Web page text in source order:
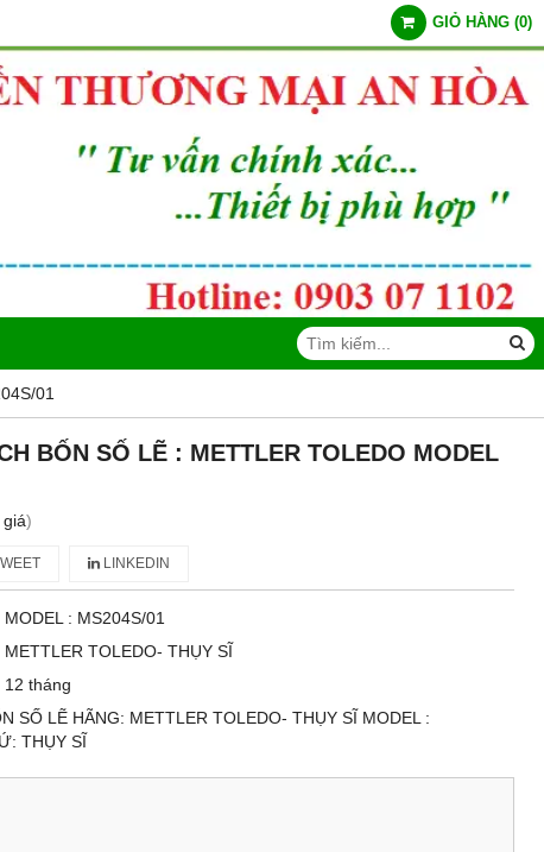
GIỎ HÀNG (0)
01
BỐN SỐ LẼ : METTLER TOLEDO MODEL
giá)
LINKEDIN
MODEL : MS204S/01
METTLER TOLEDO- THỤY SĨ
12 tháng
SỐ LẼ HÃNG: METTLER TOLEDO- THỤY SĨ MODEL :
THỤY SĨ